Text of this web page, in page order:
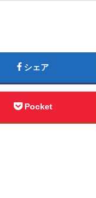
シェア
Pocket